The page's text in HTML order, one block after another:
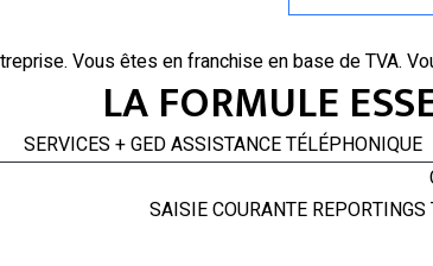
Vous êtes en franchise en base de TVA.
LA FORMULE
SERVICES + GED ASSISTANCE
SAISIE COURANTE